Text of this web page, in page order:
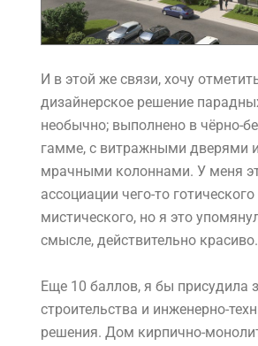
И в этой же связи, хочу
дизайнерское решение
необычно; выполнено в чёрно-
гамме, с витражными дверями
мрачными колоннами. У меня
ассоциации чего-то готического
мистического, но я это
смысле, действительно красиво.
Еще 10 баллов, я бы присудила
строительства и инженерно-
решения. Дом кирпично-